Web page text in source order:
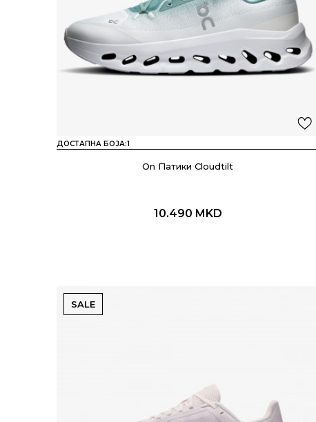
ДОСТАПНА БОЈА:1
On Патики Cloudtilt
10.490 MKD
SALE